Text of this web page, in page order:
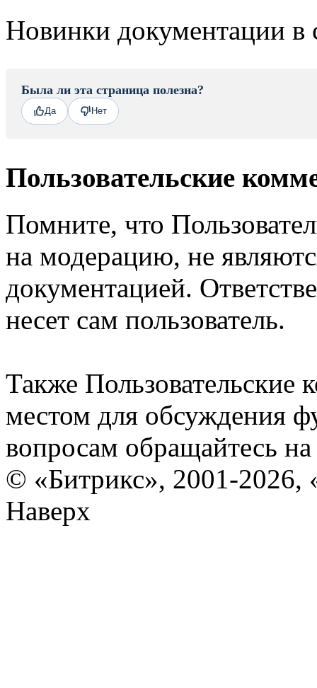
Новинки документации в
Была ли эта страница полезна?
Да Нет
Пользовательские
Помните, что
на модерацию, не
документацией.
несет сам пользователь.
Также Пользовательские
местом для обсуждения
вопросам обращайтесь
© «Битрикс», 2001-2026,
Наверх